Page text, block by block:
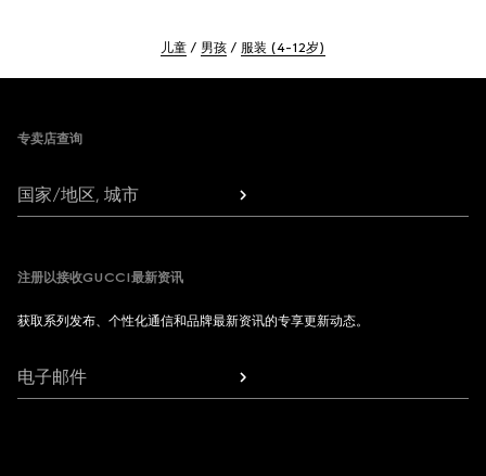
儿童 男孩 服装 (4-12岁)
专卖店查询
国家/地区, 城市
注册以接收GUCCI最新资讯
获取系列发布、个性化通信和品牌最新资讯的专享更新动态。
电子邮件